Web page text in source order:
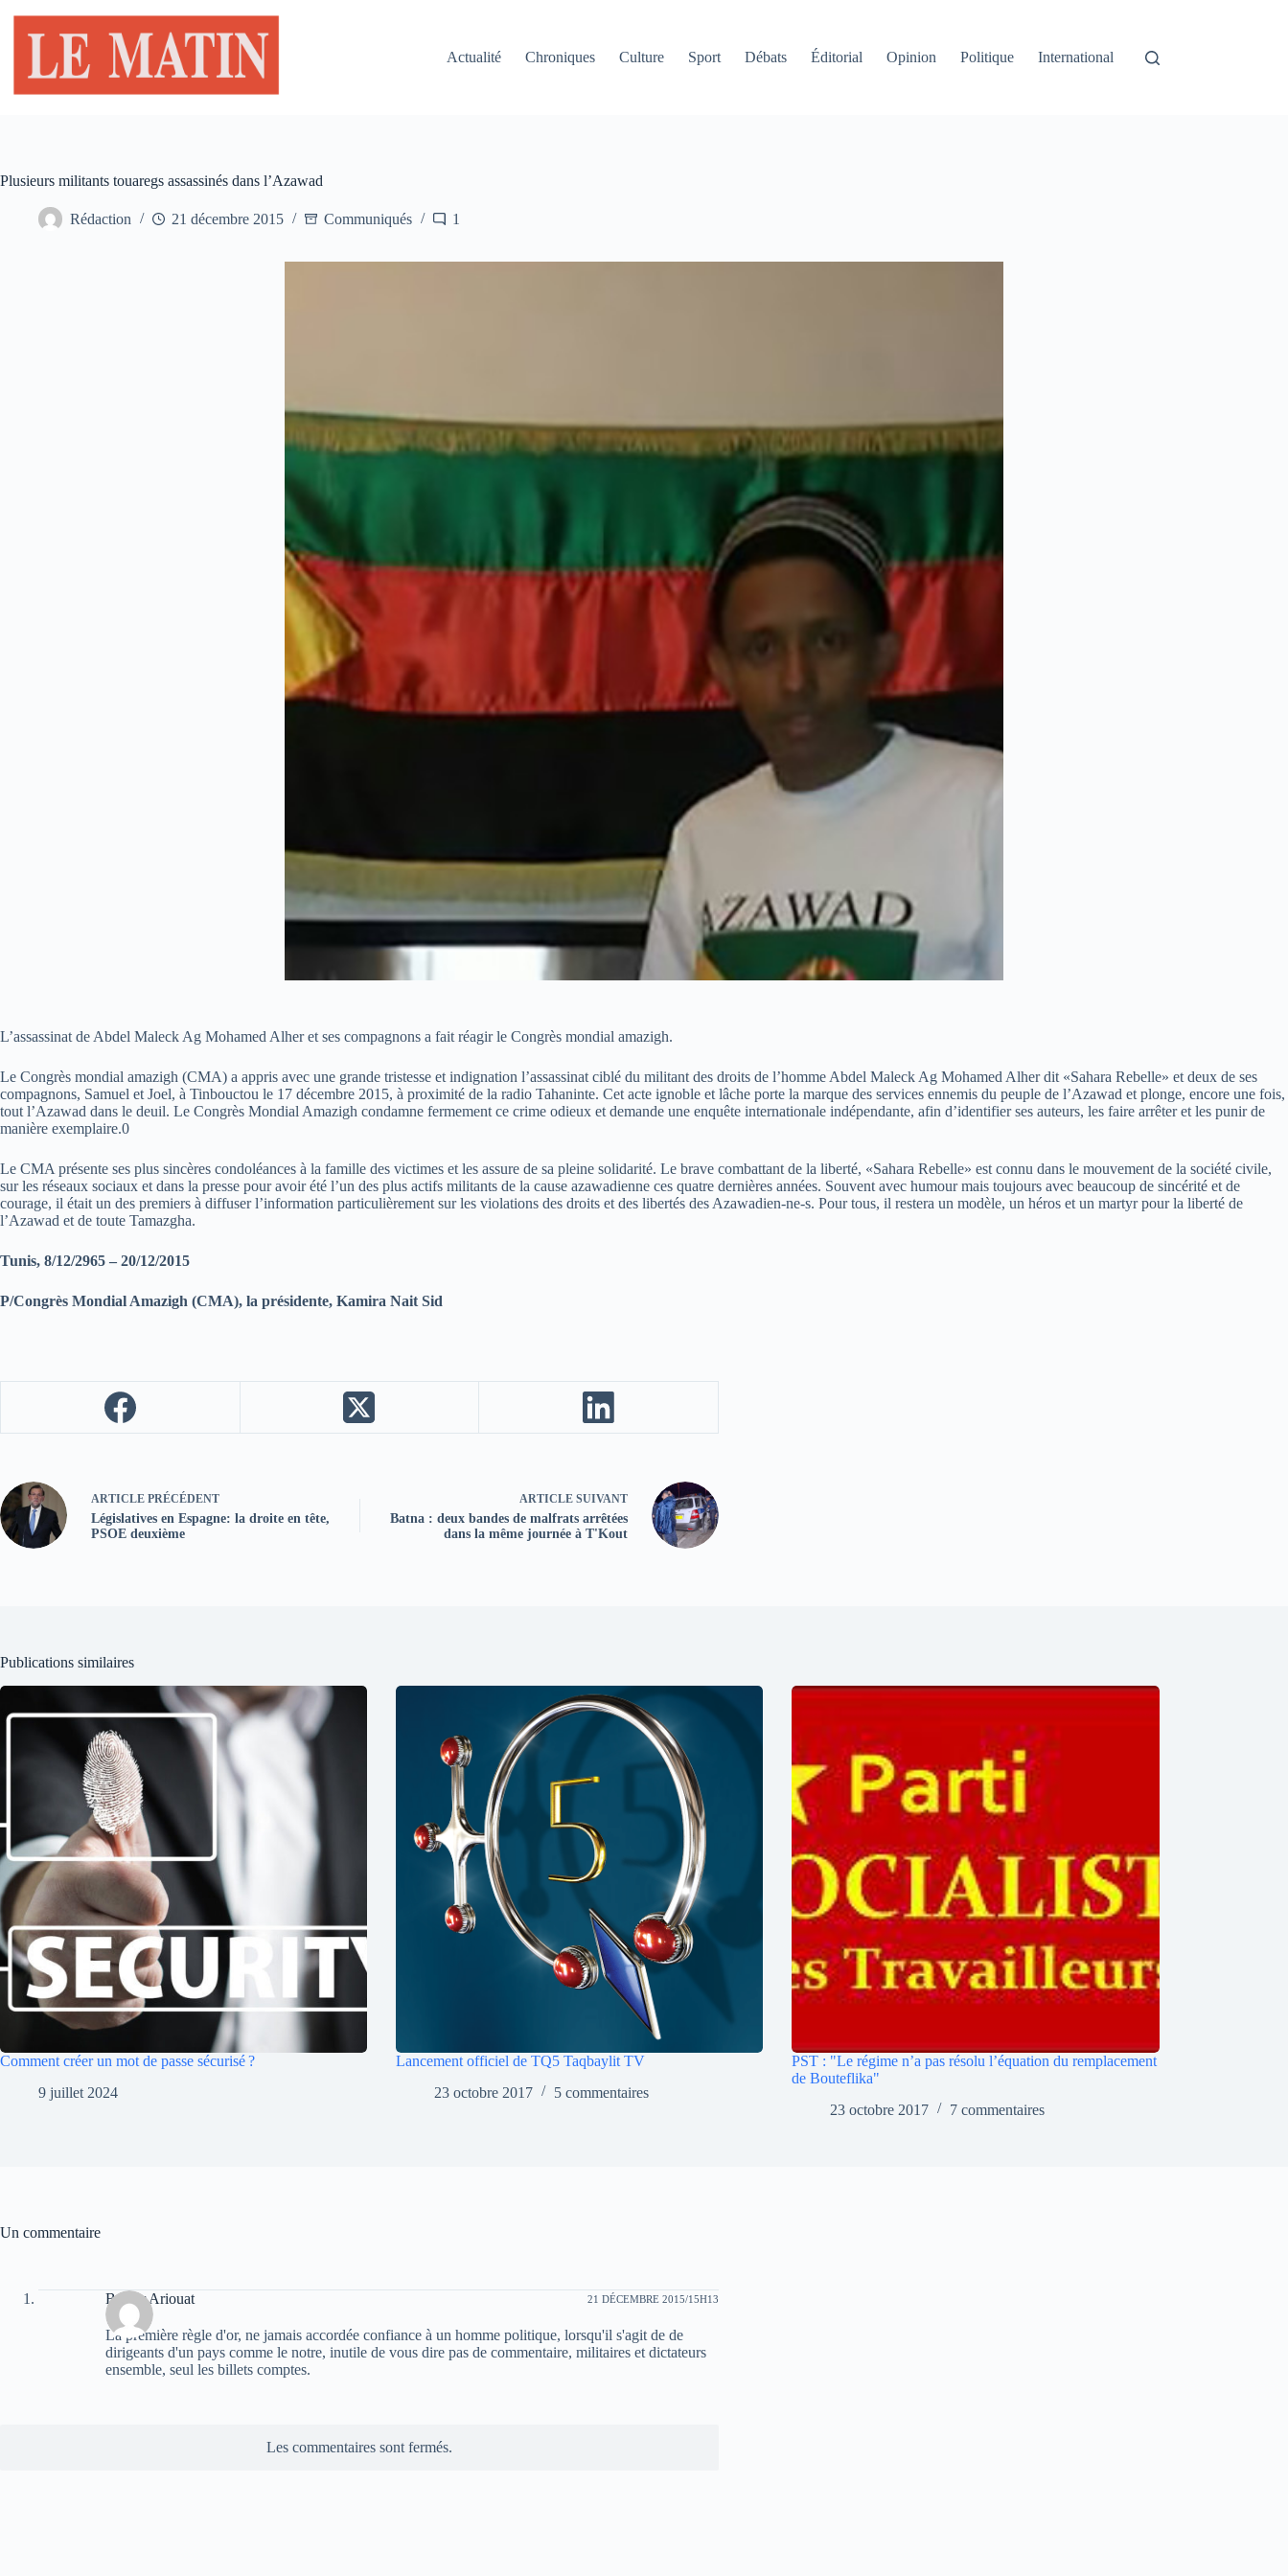
contenu
Actualité
Chroniques Culture Sport Débats Éditorial Opinion Politique International
Plusieurs militants touaregs assassinés dans l’Azawad
Rédaction 21 décembre 2015 Communiqués 1
L’assassinat de Abdel Maleck Ag Mohamed Alher et ses compagnons a fait réagir le Congrès mondial amazigh.
Le Congrès mondial amazigh (CMA) a appris avec une grande tristesse et indignation l’assassinat ciblé du militant des droits de l’homme Abdel Maleck Ag Mohamed Alher dit «Sahara Rebelle» et deux de ses
compagnons, Samuel et Joel, à Tinbouctou le 17 décembre 2015, à proximité de la radio Tahaninte. Cet acte ignoble et lâche porte la marque des services ennemis du peuple de l’Azawad et plonge, encore une fois,
tout l’Azawad dans le deuil. Le Congrès Mondial Amazigh condamne fermement ce crime odieux et demande une enquête internationale indépendante, afin d’identifier ses auteurs, les faire arrêter et les punir de
manière exemplaire.0
Le CMA présente ses plus sincères condoléances à la famille des victimes et les assure de sa pleine solidarité. Le brave combattant de la liberté, «Sahara Rebelle» est connu dans le mouvement de la société civile,
sur les réseaux sociaux et dans la presse pour avoir été l’un des plus actifs militants de la cause azawadienne ces quatre dernières années. Souvent avec humour mais toujours avec beaucoup de sincérité et de
courage, il était un des premiers à diffuser l’information particulièrement sur les violations des droits et des libertés des Azawadien-ne-s. Pour tous, il restera un modèle, un héros et un martyr pour la liberté de
l’Azawad et de toute Tamazgha.
Tunis, 8/12/2965 – 20/12/2015
P/Congrès Mondial Amazigh (CMA), la présidente, Kamira Nait Sid
ARTICLE PRÉCÉDENT
Législatives en Espagne: la droite en tête,
PSOE deuxième
ARTICLE SUIVANT
Batna : deux bandes de malfrats arrêtées
dans la même journée à T'Kout
Publications similaires
Comment créer un mot de passe sécurisé ?
9 juillet 2024
Lancement officiel de TQ5 Taqbaylit TV
23 octobre 2017
5 commentaires
PST : "Le régime n’a pas résolu l’équation du remplacement
de Bouteflika"
23 octobre 2017
7 commentaires
Un commentaire
Bachir Ariouat 21 DÉCEMBRE 2015/15H13
La première règle d'or, ne jamais accordée confiance à un homme politique, lorsqu'il s'agit de de
dirigeants d'un pays comme le notre, inutile de vous dire pas de commentaire, militaires et dictateurs
ensemble, seul les billets comptes.
Les commentaires sont fermés.